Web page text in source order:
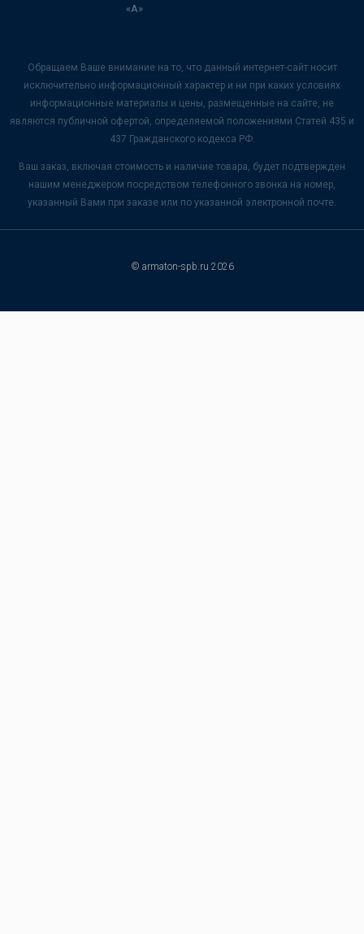
«А»
Обращаем Ваше внимание на то, что данный интернет-сайт носит
исключительно информационный характер и ни при каких условиях
информационные материалы и цены, размещенные на сайте, не
являются публичной офертой, определяемой положениями Статей 435 и
437 Гражданского кодекса РФ.
Ваш заказ, включая стоимость и наличие товара, будет подтвержден
нашим менеджером посредством телефонного звонка на номер,
указанный Вами при заказе или по указанной электронной почте.
© armaton-spb.ru 2026